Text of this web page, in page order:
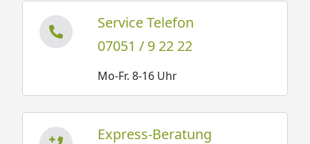
Service Telefon
07051 / 9 22 22
Mo-Fr. 8-16 Uhr
Express-Beratung